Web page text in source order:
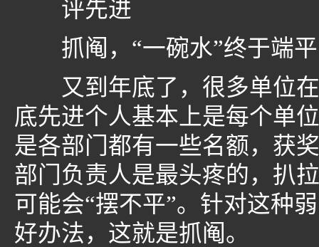
评先进
抓阄，“一碗水”终于端
又到年底了，很多单位在
底先进个人基本上是每个单
是各部门都有一些名额，获
部门负责人是最头疼的，扒
可能会“摆不平”。针对这种
好办法，这就是抓阄。